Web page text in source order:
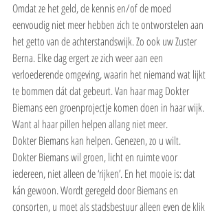
Omdat ze het geld, de kennis en/of de moed
eenvoudig niet meer hebben zich te ontworstelen aan
het getto van de achterstandswijk. Zo ook uw Zuster
Berna. Elke dag ergert ze zich weer aan een
verloederende omgeving, waarin het niemand wat lijkt
te bommen dát dat gebeurt. Van haar mag Dokter
Biemans een groenprojectje komen doen in haar wijk.
Want al haar pillen helpen allang niet meer.
Dokter Biemans kan helpen. Genezen, zo u wilt.
Dokter Biemans wil groen, licht en ruimte voor
iedereen, niet alleen de ‘rijken’. En het mooie is: dat
kán gewoon. Wordt geregeld door Biemans en
consorten, u moet als stadsbestuur alleen even de klik